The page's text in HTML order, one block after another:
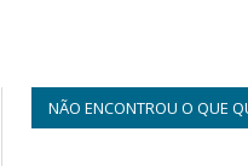
NÃO ENCONTROU O QUE